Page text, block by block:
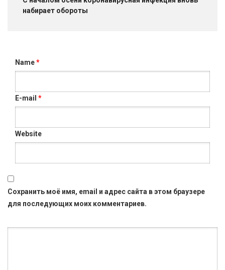
набирает обороты
Name*
E-mail *
Website
Сохранить моё имя, email и адрес сайта в этом браузере
для последующих моих комментариев.